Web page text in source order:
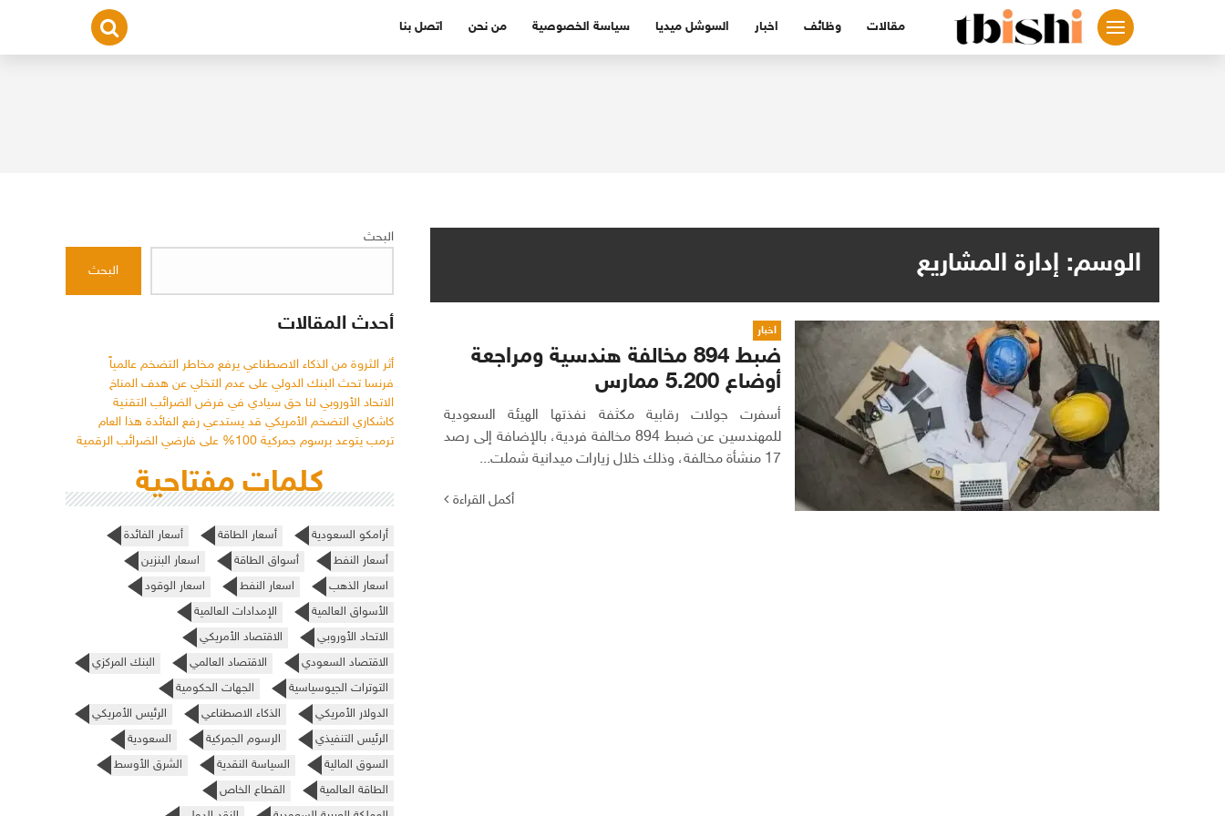
مقالات وظائف اخبار السوشل ميديا سياسة الخصوصية من نحن اتصل بنا
الوسم: إدارة المشاريع
اخبار
ضبط 894 مخالفة هندسية ومراجعة
أوضاع 5.200 ممارس
أسفرت جولات رقابية مكثفة نفذتها الهيئة السعودية
للمهندسين عن ضبط 894 مخالفة فردية، بالإضافة إلى رصد
17 منشأة مخالفة، وذلك خلال زيارات ميدانية شملت...
أكمل القراءة
البحث
البحث
أحدث المقالات
أثر الثروة من الذكاء الاصطناعي يرفع مخاطر التضخم عالمياً
فرنسا تحث البنك الدولي على عدم التخلي عن هدف المناخ
الاتحاد الأوروبي لنا حق سيادي في فرض الضرائب التقنية
كاشكاري التضخم الأمريكي قد يستدعي رفع الفائدة هذا العام
ترمب يتوعد برسوم جمركية 100% على فارضي الضرائب الرقمية
كلمات مفتاحية
أرامكو السعودية أسعار الطاقة
أسعار الفائدة
أسعار النفط
أسواق الطاقة
اسعار البنزين
اسعار الذهب
اسعار النفط
اسعار الوقود
الأسواق العالمية
الإمدادات العالمية
الاتحاد الأوروبي
الاقتصاد الأمريكي
الاقتصاد السعودي
الاقتصاد العالمي
البنك المركزي
التوترات الجيوسياسية
الجهات الحكومية
الدولار الأمريكي
الذكاء الاصطناعي
الرئيس الأمريكي
الرئيس التنفيذي
الرسوم الجمركية
السعودية
السوق المالية
السياسة النقدية
الشرق الأوسط
الطاقة العالمية
القطاع الخاص